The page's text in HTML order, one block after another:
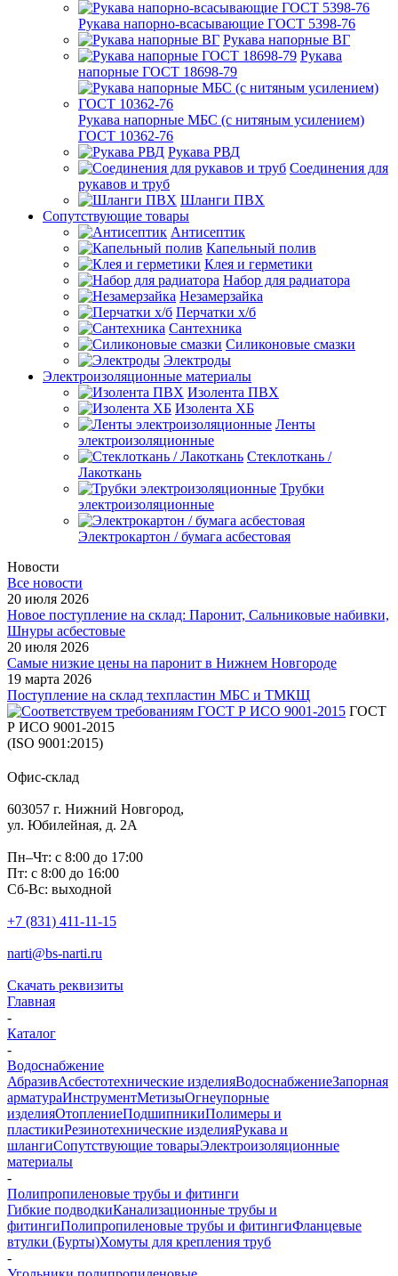
Рукава напорно-всасывающие ГОСТ 5398-76
Рукава напорные ВГ
Рукава
напорные ГОСТ 18698-79
Рукава напорные МБС (с нитяным усилением)
ГОСТ 10362-76
Рукава РВД
Соединения для
рукавов и труб
Шланги ПВХ
Сопутствующие товары
Антисептик
Капельный полив
Клея и герметики
Набор для радиатора
Незамерзайка
Перчатки х/б
Сантехника
Силиконовые смазки
Электроды
Электроизоляционные материалы
Изолента ПВХ
Изолента ХБ
Ленты
электроизоляционные
Стеклоткань /
Лакоткань
Трубки
электроизоляционные
Электрокартон / бумага асбестовая
Новости
Все новости
20 июля 2026
Новое поступление на склад: Паронит, Сальниковые набивки,
Шнуры асбестовые
20 июля 2026
Самые низкие цены на паронит в Нижнем Новгороде
19 марта 2026
Поступление на склад техпластин МБС и ТМКЩ
ГОСТ
Р ИСО 9001-2015
(ISO 9001:2015)
Офис-склад
603057 г. Нижний Новгород,
ул. Юбилейная, д. 2А
Пн–Чт: с 8:00 до 17:00
Пт: с 8:00 до 16:00
Сб-Вс: выходной
+7 (831) 411-11-15
narti@bs-narti.ru
Скачать реквизиты
Главная
-
Каталог
-
Водоснабжение
АбразивАсбестотехнические изделияВодоснабжениеЗапорная
арматураИнструментМетизыОгнеупорные
изделияОтоплениеПодшипникиПолимеры и
пластикиРезинотехнические изделияРукава и
шлангиСопутствующие товарыЭлектроизоляционные
материалы
-
Полипропиленовые трубы и фитинги
Гибкие подводкиКанализационные трубы и
фитингиПолипропиленовые трубы и фитингиФланцевые
втулки (Бурты)Хомуты для крепления труб
-